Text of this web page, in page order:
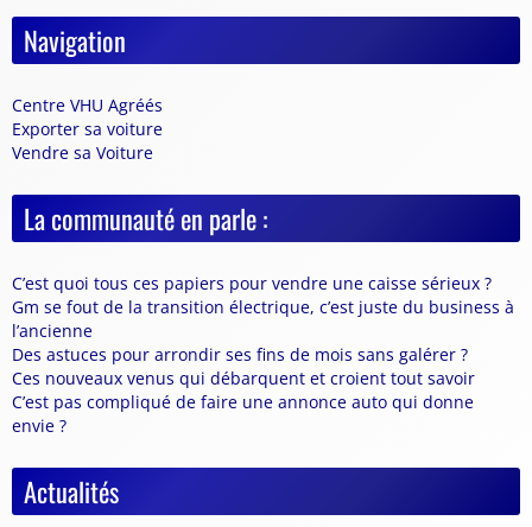
Navigation
Centre VHU Agréés
Exporter sa voiture
Vendre sa Voiture
La communauté en parle :
C’est quoi tous ces papiers pour vendre une caisse sérieux ?
Gm se fout de la transition électrique, c’est juste du business à
l’ancienne
Des astuces pour arrondir ses fins de mois sans galérer ?
Ces nouveaux venus qui débarquent et croient tout savoir
C’est pas compliqué de faire une annonce auto qui donne
envie ?
Actualités